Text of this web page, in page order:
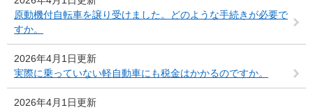
原動機付自転車を譲り受けました。どのような手続きが必要で
すか。
2026年4月1日更新
実際に乗っていない軽自動車にも税金はかかるのですか。
2026年4月1日更新